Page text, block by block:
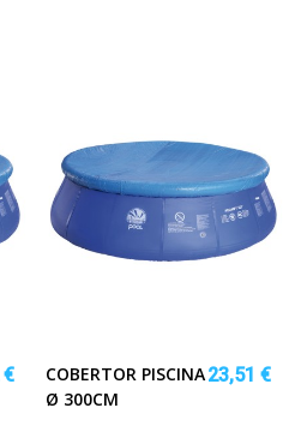
€
COBERTOR PISCINA
Ø 300CM
23,51 €